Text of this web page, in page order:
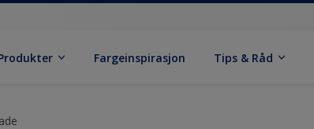
Fargeinspirasjon Tips & Råd